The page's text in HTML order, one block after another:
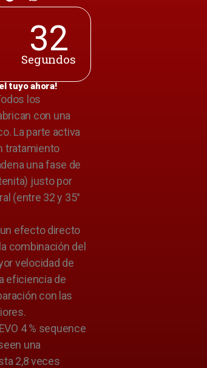
32
Segundos
tuyo ahora!
los
con una
La parte activa
tratamiento
una fase de
justo por
(entre 32 y 35°
efecto directo
combinación del
velocidad de
eficiencia de
con las
4 % sequence
una
2,8 veces